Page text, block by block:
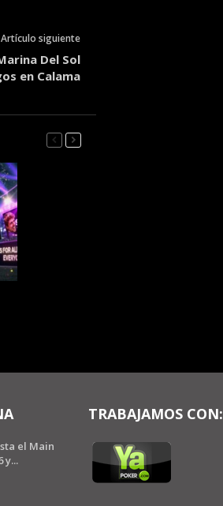
Artículo siguiente
Del Sol
en Calama
el Main
y...
TRABAJAMOS CON: